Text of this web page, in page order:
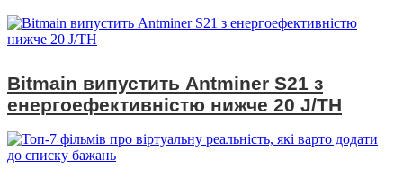
Bitmain випустить Antminer S21 з
енергоефективністю нижче 20 J/TH